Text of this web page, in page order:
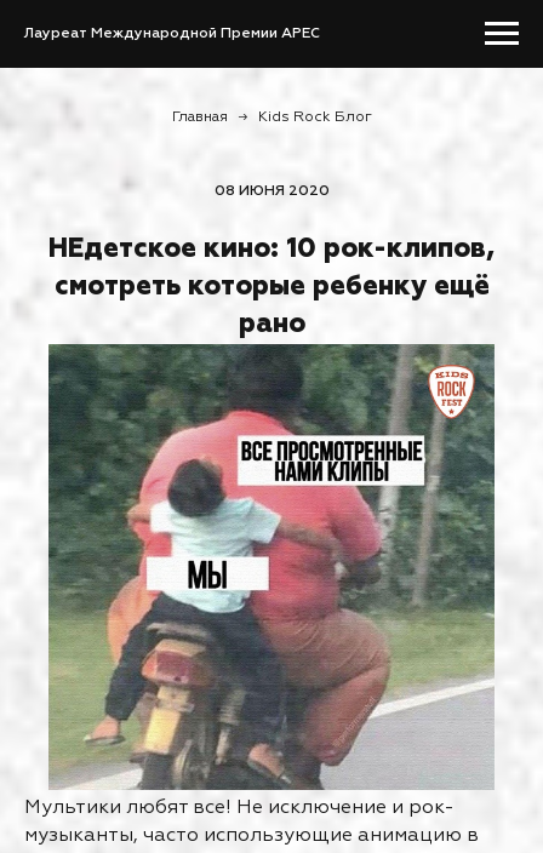
Лауреат Международной Премии APEC
Главная → Kids Rock Блог
08 ИЮНЯ 2020
НЕдетское кино: 10 рок-клипов,
смотреть которые ребенку ещё
рано
Мультики любят все! Не исключение и рок-
музыканты, часто использующие анимацию в